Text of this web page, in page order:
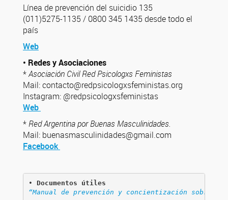
Línea de prevención del suicidio 135
(011)5275-1135 / 0800 345 1435 desde todo el
país
Web
• Redes y Asociaciones
*Asociación Civil Red Psicologxs Feministas
Mail: contacto@redpsicologxsfeministas.org
Instagram: @redpsicologxsfeministas
Web
*Red Argentina por Buenas Masculinidades.
Mail: buenasmasculinidades@gmail.com
Facebook
• Documentos útiles
“Manual de prevención y concientización sobre